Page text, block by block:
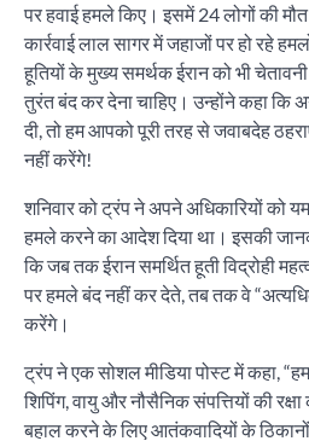
पर हवाई हमले किए। इसमें 24 लोगों की
कार्रवाई लाल सागर में जहाजों पर हो रहे
हूतियों के मुख्य समर्थक ईरान को भी
तुरंत बंद कर देना चाहिए। उन्होंने कहा कि
दी, तो हम आपको पूरी तरह से जवाबदेह
नहीं करेंगे!
शनिवार को ट्रंप ने अपने अधिकारियों को
हमले करने का आदेश दिया था। इसकी
कि जब तक ईरान समर्थित हूती विद्रोही
पर हमले बंद नहीं कर देते, तब तक वे
करेंगे।
ट्रंप ने एक सोशल मीडिया पोस्ट में कहा,
शिपिंग, वायु और नौसैनिक संपत्तियों की
बहाल करने के लिए आतंकवादियों के